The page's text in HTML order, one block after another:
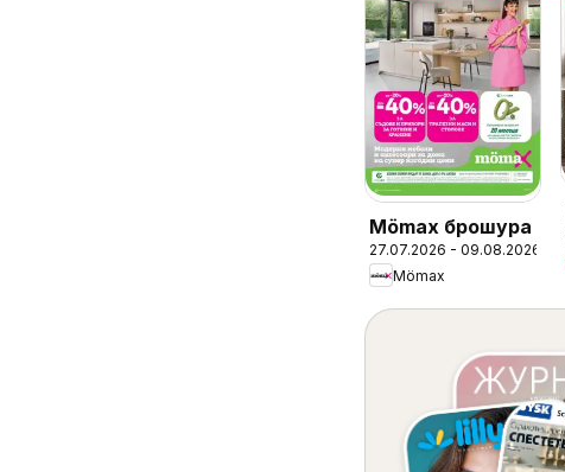
Mömax брошура
27.07.2026 - 09.08.2026
Mömax